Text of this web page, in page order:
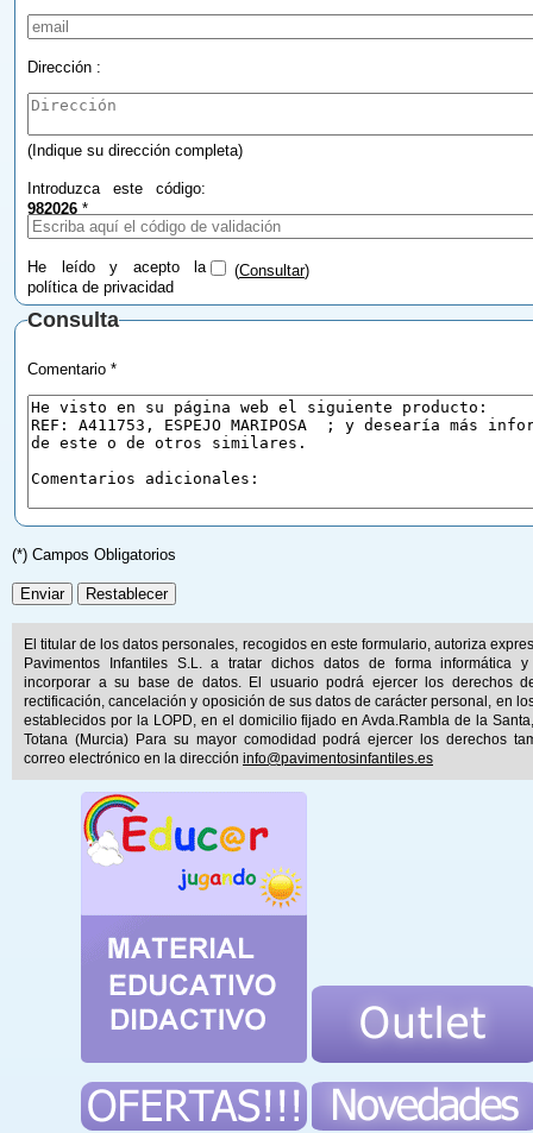
Dirección :
(Indique su dirección completa)
Introduzca este código:
982026 *
He leído y acepto la
política de privacidad
(Consultar)
Consulta
Comentario *
(*) Campos Obligatorios
El titular de los datos personales, recogidos en este formulario, autoriza
Pavimentos Infantiles S.L. a tratar dichos datos de forma informática y
incorporar a su base de datos. El usuario podrá ejercer los derechos
rectificación, cancelación y oposición de sus datos de carácter personal, en
establecidos por la LOPD, en el domicilio fijado en Avda.Rambla de la
Totana (Murcia) Para su mayor comodidad podrá ejercer los derechos
correo electrónico en la dirección info@pavimentosinfantiles.es